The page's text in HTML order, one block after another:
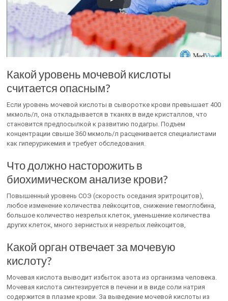
Какой уровень мочевой кислоты
считается опасным?
Если уровень мочевой кислоты в сыворотке крови превышает 400
мкмоль/л, она откладывается в тканях в виде кристаллов, что
становится предпосылкой к развитию подагры. Подъем
концентрации свыше 360 мкмоль/л расценивается специалистами
как гиперурикемия и требует обследования.
Что должно насторожить в
биохимическом анализе крови?
Повышенный уровень СОЭ (скорость оседания эритроцитов),
любое изменение количества лейкоцитов, снижение гемоглобина,
большое количество незрелых клеток, уменьшение количества
других клеток, много зернистых и незрелых лейкоцитов,
Какой орган отвечает за мочевую
кислоту?
Мочевая кислота выводит избыток азота из организма человека.
Мочевая кислота синтезируется в печени и в виде соли натрия
содержится в плазме крови. За выведение мочевой кислоты из